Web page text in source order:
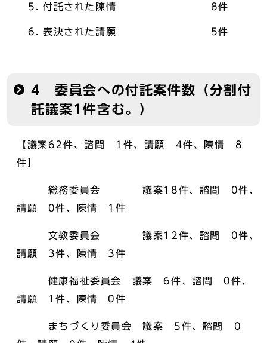
付託された陳情 8件
表決された請願 5件
4 委員会への付託案件数（分割付
託議案1件含む。）
【議案62件、諮問 1件、請願 4件、陳情 8
件】
総務委員会 議案18件、諮問 0件、
請願 0件、陳情 1件
文教委員会 議案12件、諮問 0件、
請願 3件、陳情 3件
健康福祉委員会 議案 6件、諮問 0件、
請願 1件、陳情 0件
まちづくり委員会 議案 5件、諮問 0